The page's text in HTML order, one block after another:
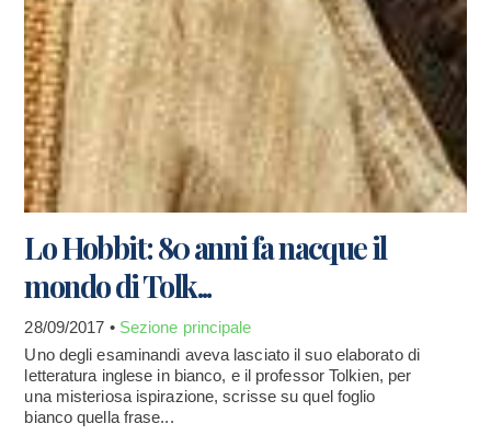
Lo Hobbit: 80 anni fa nacque il
mondo di Tolk...
28/09/2017 • Sezione principale
Uno degli esaminandi aveva lasciato il suo elaborato di
letteratura inglese in bianco, e il professor Tolkien, per
una misteriosa ispirazione, scrisse su quel foglio
bianco quella frase...